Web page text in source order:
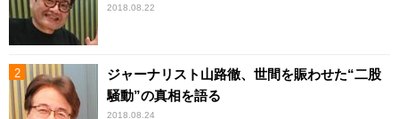
2018.08.22
ジャーナリスト山路徹、世間を賑わせた“二股
騒動”の真相を語る
2018.08.24